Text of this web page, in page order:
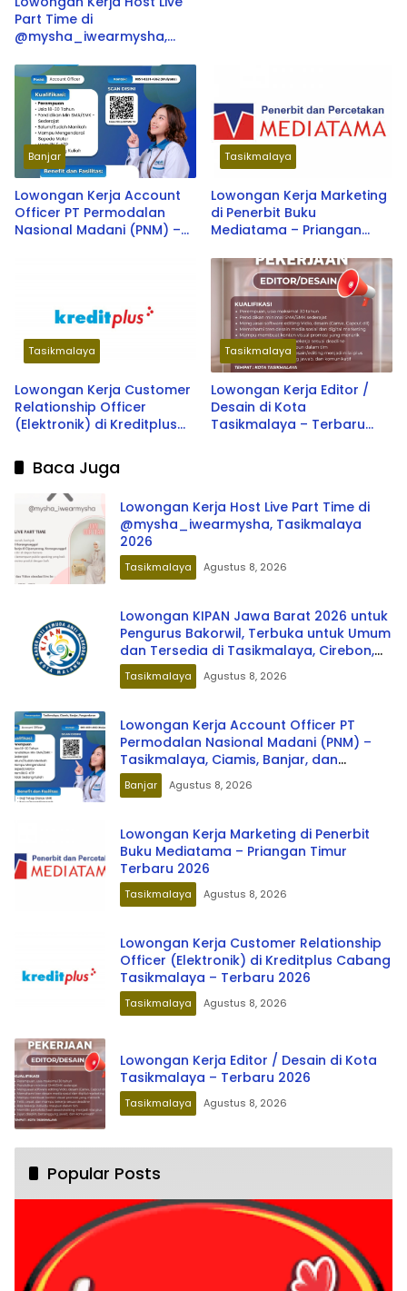
Part Time di
@mysha_iwearmysha,
Banjar
Lowongan Kerja Account
Officer PT Permodalan
Nasional Madani (PNM) –
Tasikmalaya
Lowongan Kerja Marketing
di Penerbit Buku
Mediatama – Priangan
Tasikmalaya
Lowongan Kerja Customer
Relationship Officer
(Elektronik) di Kreditplus
Terbaru 2026
Tasikmalaya
Lowongan Kerja Editor /
Desain di Kota
Tasikmalaya – Terbaru
Baca Juga
Lowongan Kerja Host Live Part Time di
@mysha_iwearmysha, Tasikmalaya
2026
Tasikmalaya Agustus 8, 2026
Lowongan KIPAN Jawa Barat 2026 untuk
Pengurus Bakorwil, Terbuka untuk Umum
dan Tersedia di Tasikmalaya, Cirebon,
Bandung, Bekasi, hingga Bogor
Tasikmalaya Agustus 8, 2026
Lowongan Kerja Account Officer PT
Permodalan Nasional Madani (PNM) –
Tasikmalaya, Ciamis, Banjar, dan
Pangandaran Terbaru 2026
Banjar Agustus 8, 2026
Lowongan Kerja Marketing di Penerbit
Buku Mediatama – Priangan Timur
Terbaru 2026
Tasikmalaya Agustus 8, 2026
Lowongan Kerja Customer Relationship
Officer (Elektronik) di Kreditplus Cabang
Tasikmalaya – Terbaru 2026
Tasikmalaya Agustus 8, 2026
Lowongan Kerja Editor / Desain di Kota
Tasikmalaya – Terbaru 2026
Tasikmalaya Agustus 8, 2026
Popular Posts